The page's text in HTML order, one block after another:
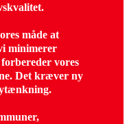
måde at
minimerer
vores
Det kræver ny